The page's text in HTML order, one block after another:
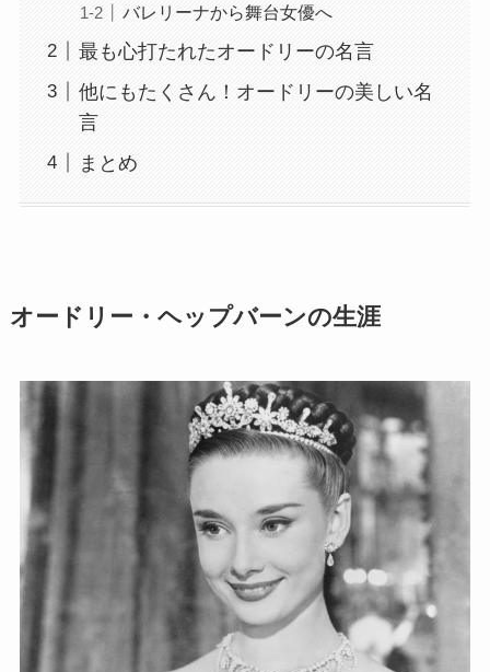
バレリーナから舞台女優へ
最も心打たれたオードリーの名言
他にもたくさん！オードリーの美しい名
言
まとめ
オードリー・ヘップバーンの生涯